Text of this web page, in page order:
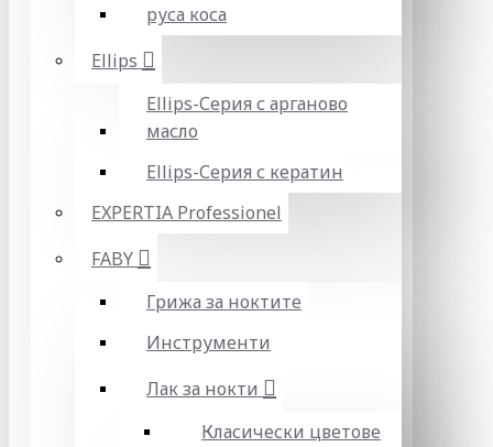
руса коса
Ellips
Ellips-Серия с арганово
масло
Ellips-Серия с кератин
EXPERTIA Professionel
FABY
Грижа за ноктите
Инструменти
Лак за нокти
Класически цветове